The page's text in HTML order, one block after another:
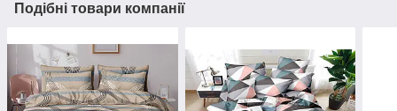
Подібні товари компанії